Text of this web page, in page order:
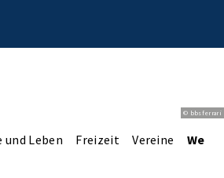
© bbsferrari
und Leben Freizeit Vereine